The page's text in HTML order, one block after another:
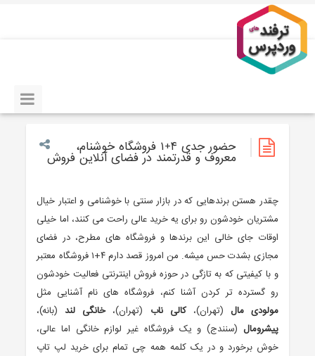
حضور جدی ۴+۱ فروشگاه خوشنام،
معروف و قدرتمند در فضای آنلاین فروش
چقدر هستن برندهایی که در بازار سنتی با خوشنامی و اعتبار خیال
مشتریان خودشون رو برای یه خرید عالی راحت می کنند، اما خیلی
اوقات جای خالی این برندها و فروشگاه های مطرح، در فضای
مجازی بشدت حس میشه. من امروز قصد دارم ۴+۱ فروشگاه معتبر
و با کیفیتی که به تازگی در حوزه فروش اینترنتی فعالیت خودشون
رو گسترده تر کردن آشنا کنم، فروشگاه های نام آشنایی مثل
مولودی مال (تهران)،کالی ناب (تهران)،خانگی لند(بانه)،
پیشرومال (سنندج) و یک فروشگاه غیر لوازم خانگی اما عالی،
خوش برخورد و در یک کلمه همه چی تمام برای خرید لپ تاپ